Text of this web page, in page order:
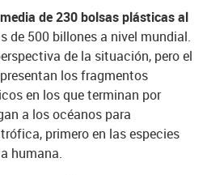
de 230 bolsas plásticas al
de 500 billones a nivel mundial.
de la situación, pero el
los fragmentos
en los que terminan por
a los océanos para
primero en las especies
humana.